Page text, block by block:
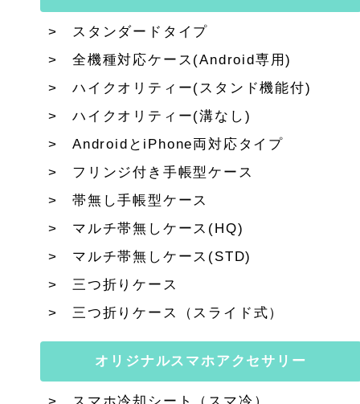
スタンダードタイプ
全機種対応ケース(Android専用)
ハイクオリティー(スタンド機能付)
ハイクオリティー(溝なし)
AndroidとiPhone両対応タイプ
フリンジ付き手帳型ケース
帯無し手帳型ケース
マルチ帯無しケース(HQ)
マルチ帯無しケース(STD)
三つ折りケース
三つ折りケース（スライド式）
オリジナルスマホアクセサリー